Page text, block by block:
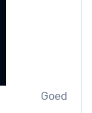
Goed